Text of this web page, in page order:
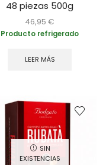
48 piezas 500g
46,95 €
Producto refrigerado
LEER MÁS
SIN
EXISTENCIAS